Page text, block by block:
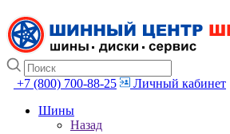
+7 (800) 700-88-25
Личный кабинет
Шины
Назад